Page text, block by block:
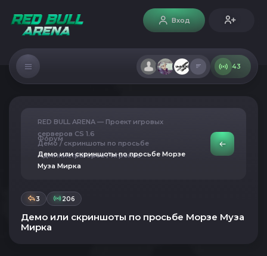
Вход
43
RED BULL ARENA — Проект игровых
серверов CS 1.6
Форум
Демо / скриншоты по просьбе
Администраторов / игроков
Демо или скриншоты по просьбе Морзе
Муза Мирка
3 206
Демо или скриншоты по просьбе Морзе Муза
Мирка